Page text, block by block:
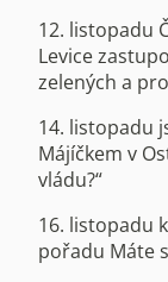
12. listopadu
Levice
zelených a
14. listopadu
Májíčkem v
vládu?“
16. listopadu
pořadu Máte